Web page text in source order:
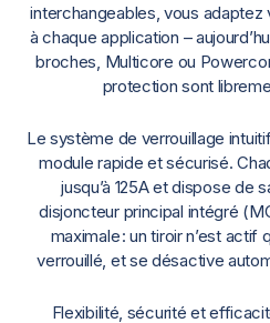
interchangeables, vous
à chaque application –
broches, Multicore ou
protection sont
Le système de verrouillage
module rapide et sécurisé.
jusqu’à 125A et dispose de
disjoncteur principal intégré
maximale : un tiroir n’est
verrouillé, et se désactive
Flexibilité, sécurité et